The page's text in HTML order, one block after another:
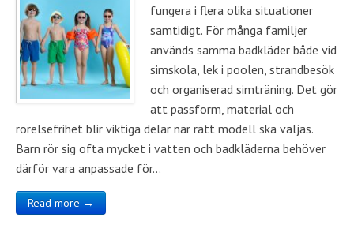
fungera i flera olika situationer
samtidigt. För många familjer
används samma badkläder både vid
simskola, lek i poolen, strandbesök
och organiserad simträning. Det gör
att passform, material och
rörelsefrihet blir viktiga delar när rätt modell ska väljas.
Barn rör sig ofta mycket i vatten och badkläderna behöver
därför vara anpassade för…
Read more →